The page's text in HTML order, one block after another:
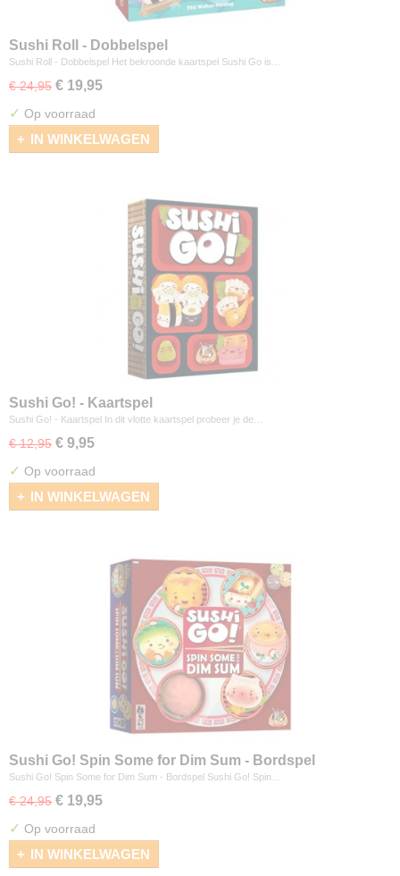
Sushi Roll - Dobbelspel
Sushi Roll - Dobbelspel Het bekroonde kaartspel Sushi Go is…
€ 24,95 € 19,95
✓ Op voorraad
IN WINKELWAGEN
Sushi Go! - Kaartspel
Sushi Go! - Kaartspel In dit vlotte kaartspel probeer je de…
€ 12,95 € 9,95
✓ Op voorraad
IN WINKELWAGEN
Sushi Go! Spin Some for Dim Sum - Bordspel
Sushi Go! Spin Some for Dim Sum - Bordspel Sushi Go! Spin…
€ 24,95 € 19,95
✓ Op voorraad
IN WINKELWAGEN